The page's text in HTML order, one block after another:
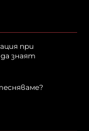
при
знаят